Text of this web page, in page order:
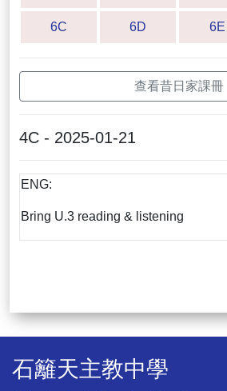
6C 6D 6E
查看昔日家課冊
4C - 2025-01-21
ENG:
Bring U.3 reading & listening
石籬天主教中學